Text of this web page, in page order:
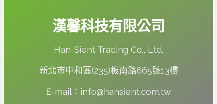
漢馨科技有限公司
Han-Sient Trading Co., Ltd.
新北市中和區(235)板南路665號13樓
E-mail：info@hansient.com.tw